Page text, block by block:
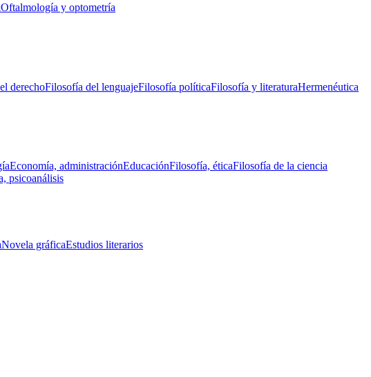
Oftalmología y optometría
derechoFilosofía del lenguajeFilosofía políticaFilosofía y literaturaHermenéutica
Economía, administraciónEducaciónFilosofía, éticaFilosofía de la ciencia
psicoanálisis
Novela gráficaEstudios literarios